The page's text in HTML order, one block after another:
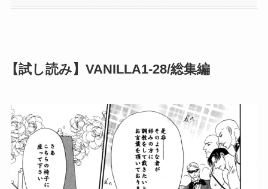
【試し読み】VANILLA1-28/総集編